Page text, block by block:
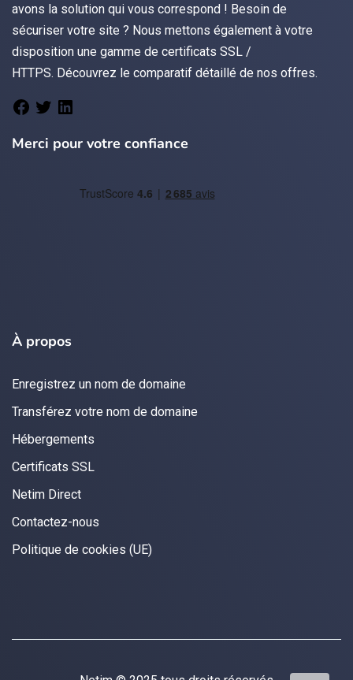
avons la solution qui vous correspond ! Besoin de
sécuriser votre site ? Nous mettons également à votre
disposition une gamme de certificats SSL /
HTTPS. Découvrez le comparatif détaillé de nos offres.
Merci pour votre confiance
À propos
Enregistrez un nom de domaine
Transférez votre nom de domaine
Hébergements
Certificats SSL
Netim Direct
Contactez-nous
Politique de cookies (UE)